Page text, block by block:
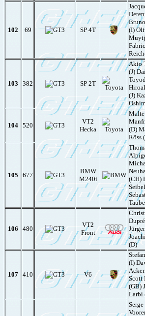
102 69 SP 4T
(I)
103 382 SP 2T
Akio
(J)
(J)
104 520
VT2
Hecka
Malte
(D)
Röss
105 677
BMW
M240i
(CH)
106 480
VT2
Front
(D)
107 410 V6
(I)
Scott
(GB)
Larbi